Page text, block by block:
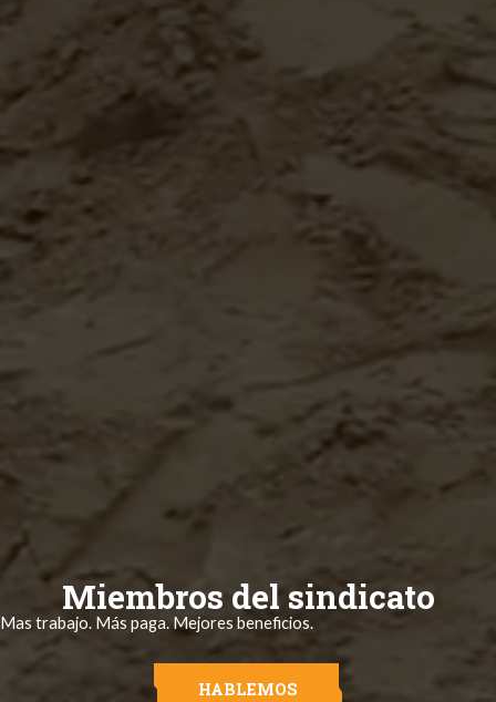
Miembros del sindicato
Mas trabajo. Más paga. Mejores beneficios.
HABLEMOS